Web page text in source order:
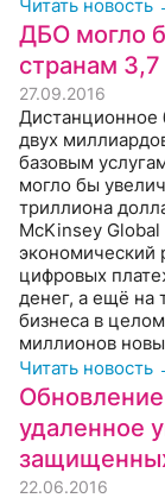
Читать новость
ДБО могло
странам
27.09.2016
Дистанционное
двух
базовым
могло бы
триллиона
McKinsey
экономический
цифровых
денег, а ещё на
бизнеса в
миллионов
Читать новость
удаленное
22.06.2016